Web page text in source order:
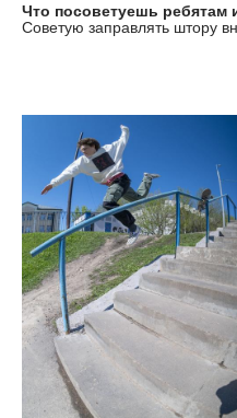
Что посоветуешь ребятам
Советую заправлять штору